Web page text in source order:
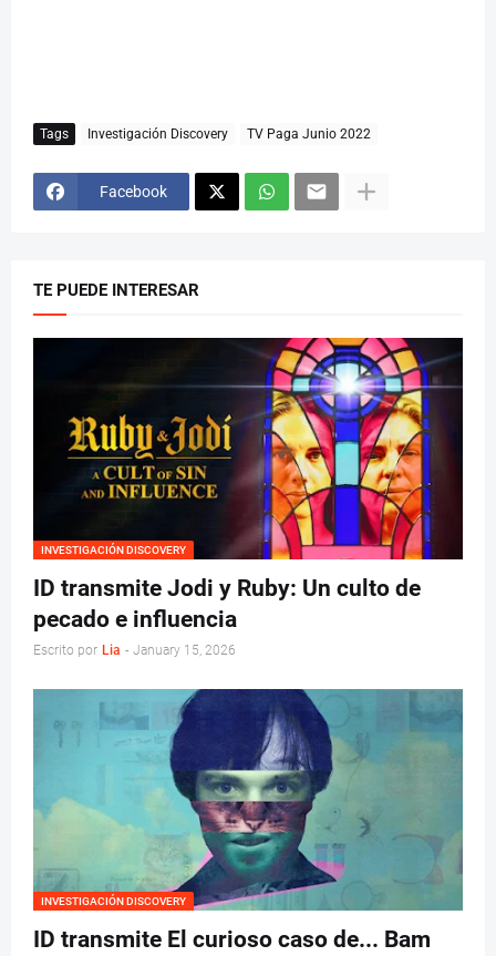
Tags Investigación Discovery TV Paga Junio 2022
Facebook
TE PUEDE INTERESAR
INVESTIGACIÓN DISCOVERY
ID transmite Jodi y Ruby: Un culto de
pecado e influencia
Escrito por Lia - January 15, 2026
INVESTIGACIÓN DISCOVERY
ID transmite El curioso caso de... Bam